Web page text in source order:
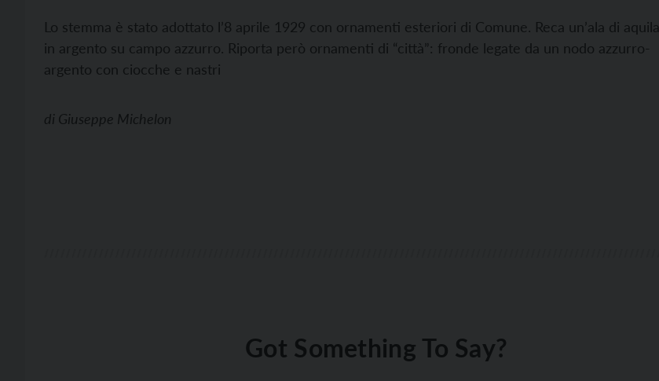
Lo stemma è stato adottato l’8 aprile 1929 con ornamenti esteriori di Comune. Reca un’ala di aquila
in argento su campo azzurro. Riporta però ornamenti di “città”: fronde legate da un nodo azzurro-
argento con ciocche e nastri
di Giuseppe Michelon
Got Something To Say?